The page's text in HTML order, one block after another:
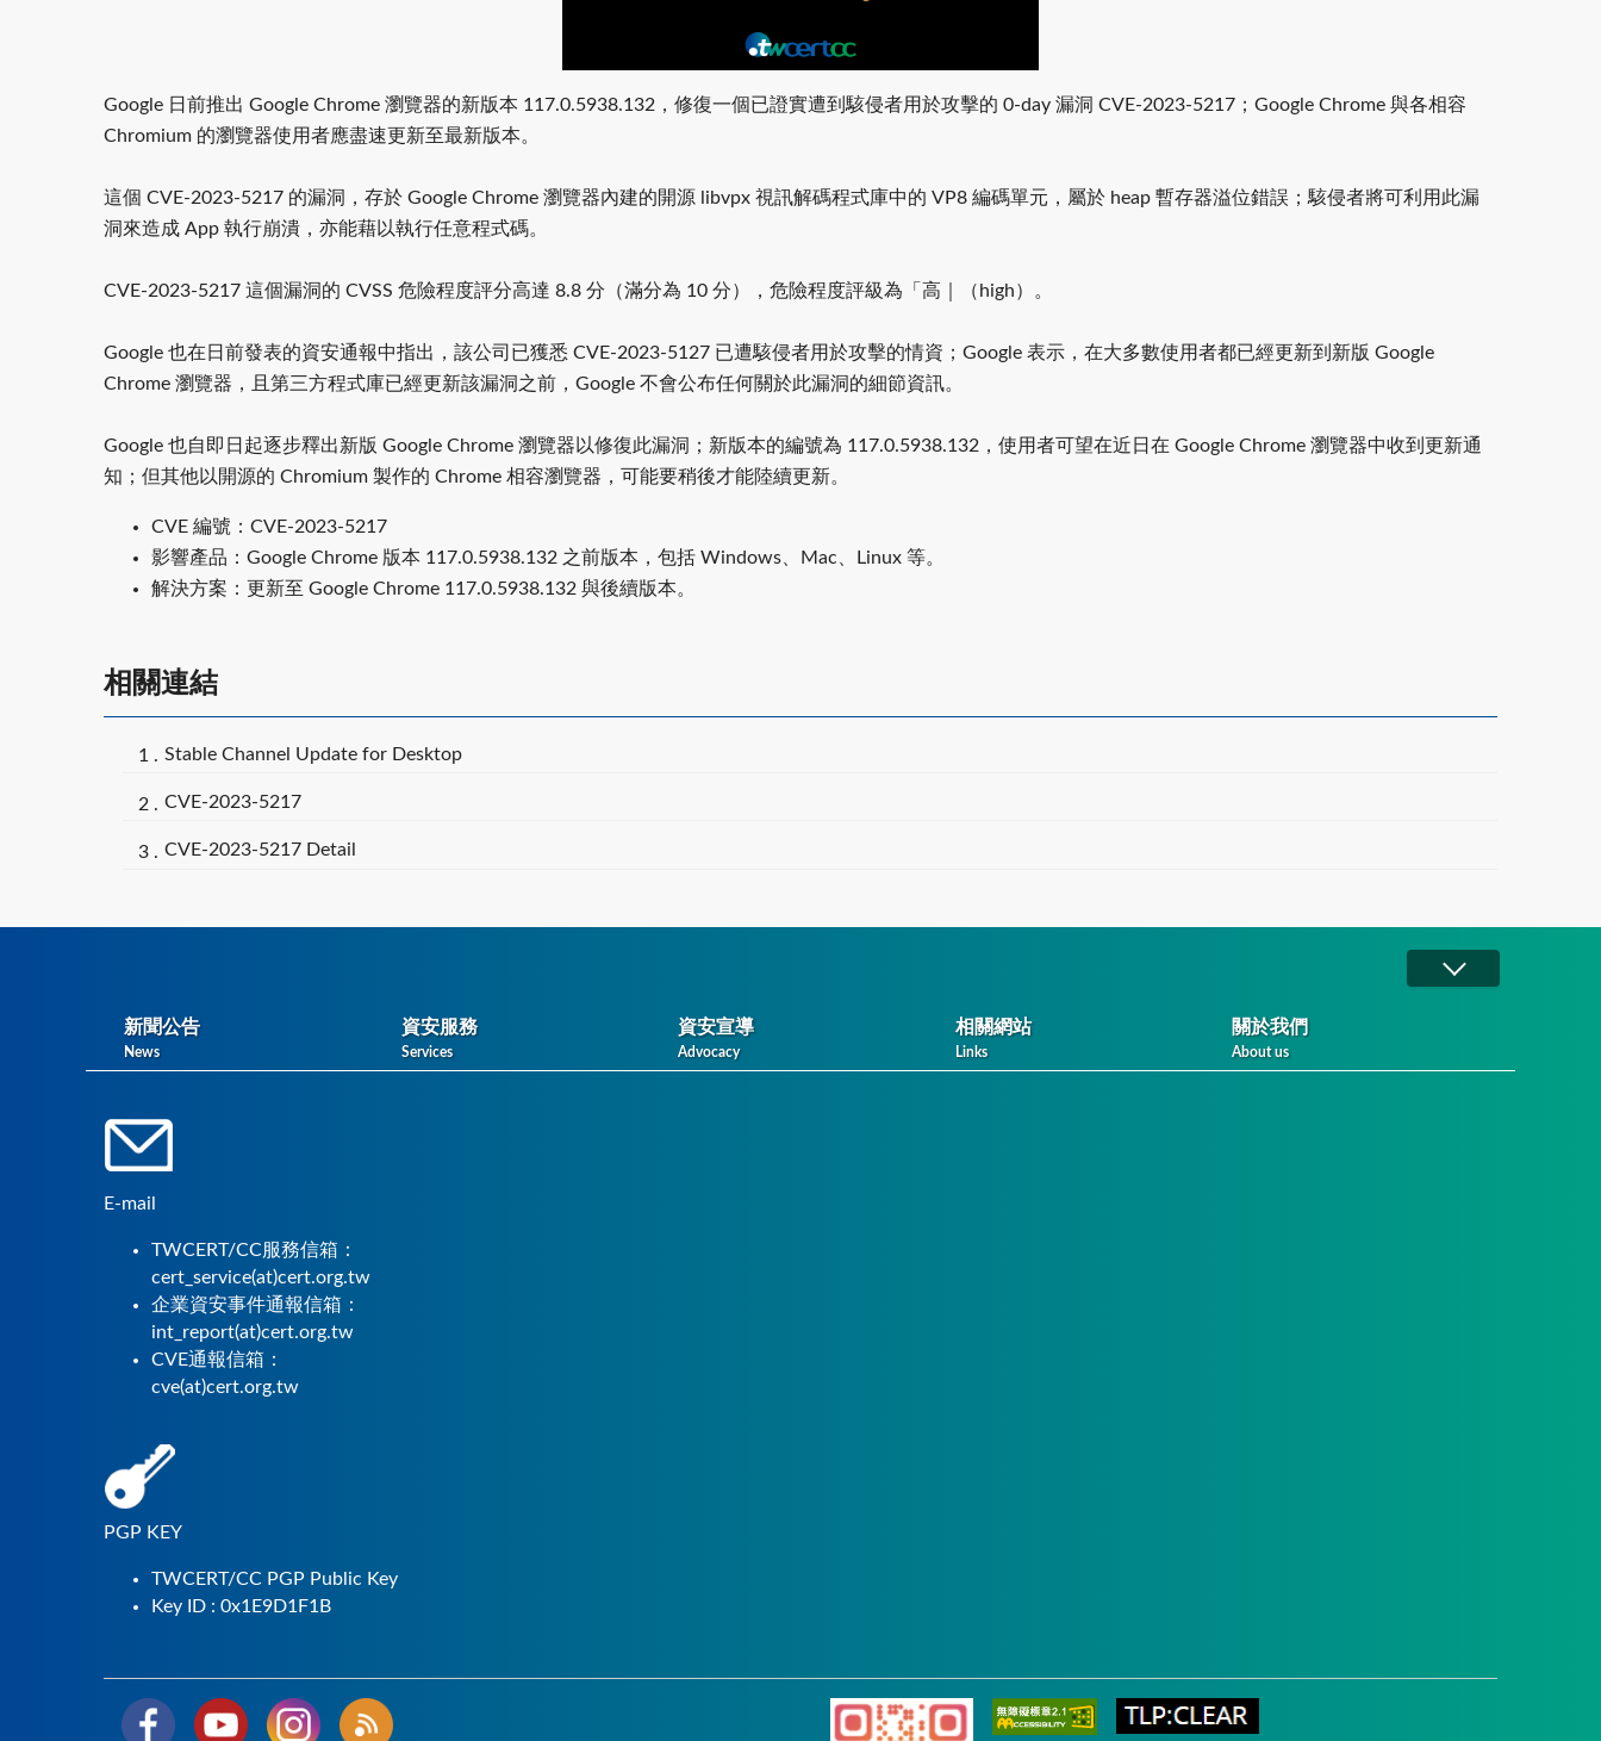
Google 日前推出 Google Chrome 瀏覽器的新版本 117.0.5938.132，修復一個已證實遭到駭侵者用於攻擊的 0-day 漏洞 CVE-2023-5217；Google Chrome 與各相容
Chromium 的瀏覽器使用者應盡速更新至最新版本。
這個 CVE-2023-5217 的漏洞，存於 Google Chrome 瀏覽器內建的開源 libvpx 視訊解碼程式庫中的 VP8 編碼單元，屬於 heap 暫存器溢位錯誤；駭侵者將可利用此漏
洞來造成 App 執行崩潰，亦能藉以執行任意程式碼。
CVE-2023-5217 這個漏洞的 CVSS 危險程度評分高達 8.8 分（滿分為 10 分），危險程度評級為「高｜（high）。
Google 也在日前發表的資安通報中指出，該公司已獲悉 CVE-2023-5127 已遭駭侵者用於攻擊的情資；Google 表示，在大多數使用者都已經更新到新版 Google
Chrome 瀏覽器，且第三方程式庫已經更新該漏洞之前，Google 不會公布任何關於此漏洞的細節資訊。
Google 也自即日起逐步釋出新版 Google Chrome 瀏覽器以修復此漏洞；新版本的編號為 117.0.5938.132，使用者可望在近日在 Google Chrome 瀏覽器中收到更新通
知；但其他以開源的 Chromium 製作的 Chrome 相容瀏覽器，可能要稍後才能陸續更新。
CVE 編號：CVE-2023-5217
影響產品：Google Chrome 版本 117.0.5938.132 之前版本，包括 Windows、Mac、Linux 等。
解決方案：更新至 Google Chrome 117.0.5938.132 與後續版本。
相關連結
Stable Channel Update for Desktop
CVE-2023-5217
CVE-2023-5217 Detail
新聞公告
News
資安服務
Services
資安宣導
Advocacy
相關網站
Links
關於我們
About us
E-mail
TWCERT/CC服務信箱：
cert_service(at)cert.org.tw
企業資安事件通報信箱：
int_report(at)cert.org.tw
CVE通報信箱：
cve(at)cert.org.tw
PGP KEY
TWCERT/CC PGP Public Key
Key ID : 0x1E9D1F1B